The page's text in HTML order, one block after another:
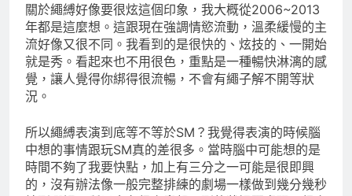
關於繩縛好像要很炫這個印象，我大概從2006~2013
年都是這麼想。這跟現在強調情慾流動，溫柔緩慢的主
流好像又很不同。我看到的是很快的、炫技的、一開始
就是秀。看起來也不用很色，重點是一種暢快淋漓的感
覺，讓人覺得你綁得很流暢，不會有繩子解不開等狀
況。
所以繩縛表演到底等不等於SM？我覺得表演的時候腦
中想的事情跟玩SM真的差很多。當時腦中可能想的是
時間不夠了我要快點，加上有三分之一可能是很即興
的，沒有辦法像一般完整排練的劇場一樣做到幾分幾秒